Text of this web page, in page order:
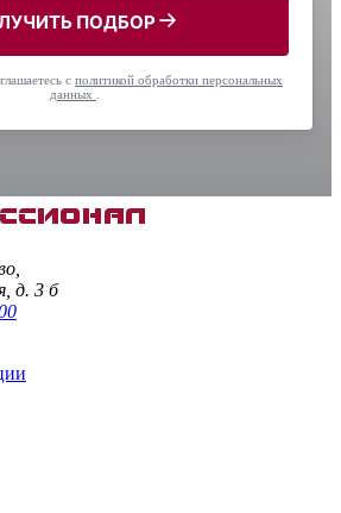
ПОДБОР
с политикой обработки персональных
данных
д. 3 б